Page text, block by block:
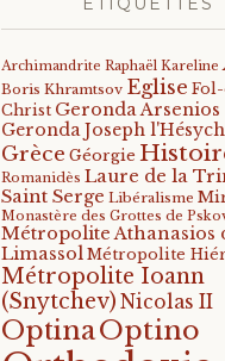
Archimandrite Raphaël Kareline
Boris Khramtsov Eglise
Christ Geronda Arsenios
Geronda Joseph
Grèce Géorgie
Romanidès Laure de la
Saint Serge Libéralisme
Monastère des Grottes de
Métropolite Athanasios
Limassol Métropolite
Métropolite Ioann
(Snytchev) Nicolas II
OptinaOptino